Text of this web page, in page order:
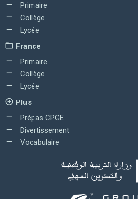
Primaire
Collège
Lycée
France
Primaire
Collège
Lycée
Plus
Prépas CPGE
Divertissement
Vocabulaire